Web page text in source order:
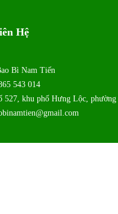
Hệ
Bì Nam Tiến
543 014
527, khu phố Hưng Lộc,